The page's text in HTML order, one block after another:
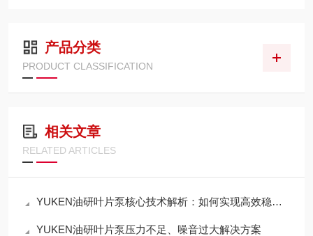
产品分类
PRODUCT CLASSIFICATION
相关文章
RELATED ARTICLES
YUKEN油研叶片泵核心技术解析：如何实现高效稳定的液压动力输出？
YUKEN油研叶片泵压力不足、噪音过大解决方案